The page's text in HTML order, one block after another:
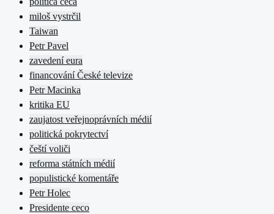
miloš vystrčil
Taiwan
Petr Pavel
zavedení eura
financování České televize
Petr Macinka
kritika EU
zaujatost veřejnoprávních médií
politická pokrytectví
čeští voliči
reforma státních médií
populistické komentáře
Petr Holec
Presidente ceco